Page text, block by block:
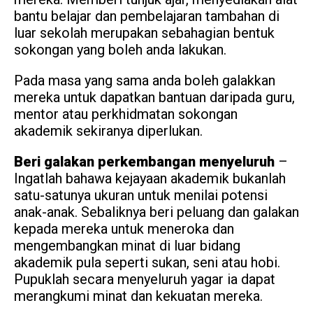
bantu belajar dan pembelajaran tambahan di
luar sekolah merupakan sebahagian bentuk
sokongan yang boleh anda lakukan.
Pada masa yang sama anda boleh galakkan
mereka untuk dapatkan bantuan daripada guru,
mentor atau perkhidmatan sokongan
akademik sekiranya diperlukan.
Beri galakan perkembangan menyeluruh –
Ingatlah bahawa kejayaan akademik bukanlah
satu-satunya ukuran untuk menilai potensi
anak-anak. Sebaliknya beri peluang dan galakan
kepada mereka untuk meneroka dan
mengembangkan minat di luar bidang
akademik pula seperti sukan, seni atau hobi.
Pupuklah secara menyeluruh yagar ia dapat
merangkumi minat dan kekuatan mereka.